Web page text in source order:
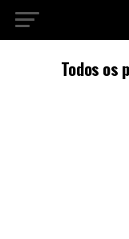
Todos os